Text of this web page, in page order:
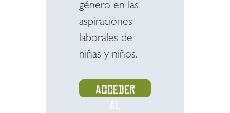
género en las
aspiraciones
laborales de
niñas y niños.
Acceder
al